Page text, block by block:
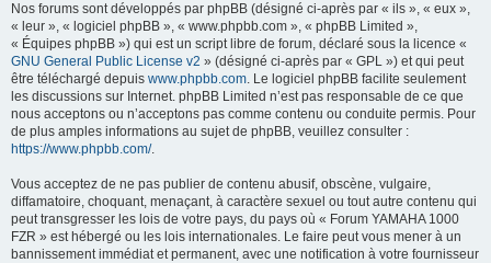
Nos forums sont développés par phpBB (désigné ci-après par « ils », « eux »,
« leur », « logiciel phpBB », « www.phpbb.com », « phpBB Limited »,
« Équipes phpBB ») qui est un script libre de forum, déclaré sous la licence «
GNU General Public License v2 » (désigné ci-après par « GPL ») et qui peut
être téléchargé depuis www.phpbb.com. Le logiciel phpBB facilite seulement
les discussions sur Internet. phpBB Limited n’est pas responsable de ce que
nous acceptons ou n’acceptons pas comme contenu ou conduite permis. Pour
de plus amples informations au sujet de phpBB, veuillez consulter :
https://www.phpbb.com/.
Vous acceptez de ne pas publier de contenu abusif, obscène, vulgaire,
diffamatoire, choquant, menaçant, à caractère sexuel ou tout autre contenu qui
peut transgresser les lois de votre pays, du pays où « Forum YAMAHA 1000
FZR » est hébergé ou les lois internationales. Le faire peut vous mener à un
bannissement immédiat et permanent, avec une notification à votre fournisseur